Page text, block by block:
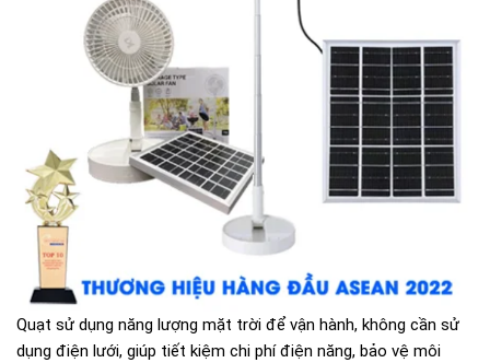
Quạt sử dụng năng lượng mặt trời để vận hành, không cần sử
dụng điện lưới, giúp tiết kiệm chi phí điện năng, bảo vệ môi